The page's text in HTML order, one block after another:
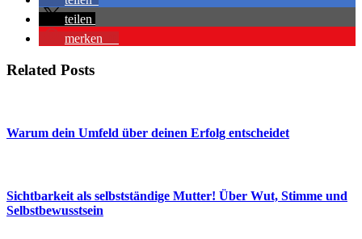
teilen
merken
Related Posts
Warum dein Umfeld über deinen Erfolg entscheidet
Sichtbarkeit als selbstständige Mutter! Über Wut, Stimme und
Selbstbewusstsein